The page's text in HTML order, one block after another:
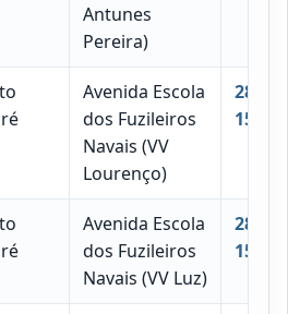
Antunes
Pereira)
Avenida Escola
dos Fuzileiros
Navais (VV
Lourenço)
2830-
152
Avenida Escola
dos Fuzileiros
Navais (VV Luz)
2830-
152